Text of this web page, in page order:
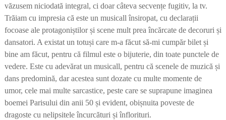
văzusem niciodată integral, ci doar câteva secvențe fugitiv, la tv.
Trăiam cu impresia că este un musicall însiropat, cu declarații
focoase ale protagoniștilor și scene mult prea încărcate de decoruri și
dansatori. A existat un totuși care m-a făcut să-mi cumpăr bilet și
bine am făcut, pentru că filmul este o bijuterie, din toate punctele de
vedere. Este cu adevărat un musicall, pentru că scenele de muzică și
dans predomină, dar acestea sunt dozate cu multe momente de
umor, cele mai multe sarcastice, peste care se suprapune imaginea
boemei Parisului din anii 50 și evident, obișnuita poveste de
dragoste cu nelipsitele încurcături și înflorituri.